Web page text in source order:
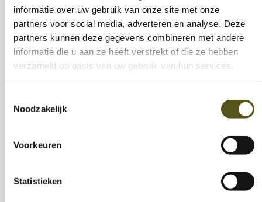
informatie over uw gebruik van onze site met onze
partners voor social media, adverteren en analyse. Deze
partners kunnen deze gegevens combineren met andere
informatie die u aan ze heeft verstrekt of die ze hebben
verzameld op basis van uw gebruik van hun services.
Noodzakelijk
Voorkeuren
Statistieken
IN-Z stelt zich burgerlijke partij in lopend
met betrekking tot feiten die gepleegd zijn
door de voormalig IN-Z algemeen directeur.
Lees verder »